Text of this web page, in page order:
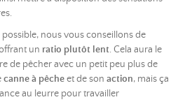
nous vous conseillons de
un ratio plutôt lent. Cela aura le
de pêcher avec un petit peu plus de
canne à pêcheet de son action, mais ça
au leurre pour travailler